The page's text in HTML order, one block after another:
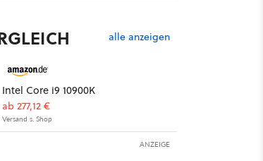
alle anzeigen
Intel Core i9 10900K
ab 277,12 €
Versand s. Shop
ANZEIGE